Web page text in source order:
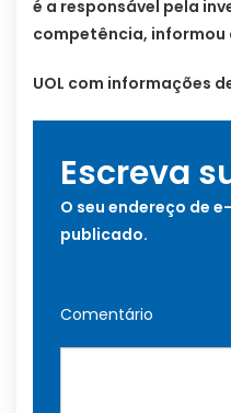
é a responsável pela
competência, informou
UOL com informações
Escreva
O seu endereço de
publicado.
Comentário